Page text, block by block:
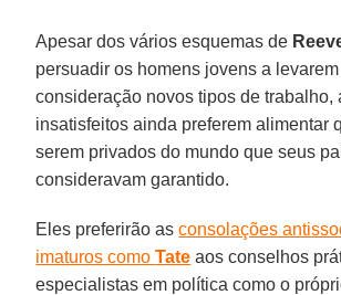
Apesar dos vários esquemas de
persuadir os homens jovens a
consideração novos tipos de trabalho,
insatisfeitos ainda preferem alimentar
serem privados do mundo que seus
consideravam garantido.
Eles preferirão asconsolações
imaturos comoTate aos conselhos
especialistas em política como o